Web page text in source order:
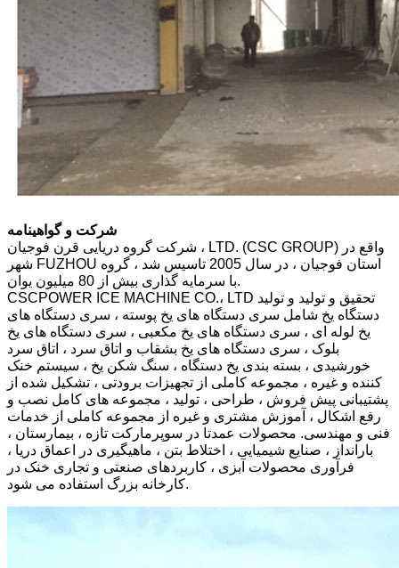
شرکت و گواهینامه
شرکت گروه دریایی قرن فوجیان ، LTD. (CSC GROUP) واقع در
شهر FUZHOU استان فوجیان ، در سال 2005 تاسیس شد ، گروه
با سرمایه گذاری بیش از 80 میلیون یوان.
CSCPOWER ICE MACHINE CO.، LTD تحقیق و تولید و تولید
دستگاه یخ شامل سری دستگاه های یخ پوسته ، سری دستگاه های
یخ لوله ای ، سری دستگاه های یخ مکعبی ، سری دستگاه های یخ
بلوک ، سری دستگاه های یخ بشقاب و اتاق سرد ، اتاق سرد
خورشیدی ، بسته بندی یخ دستگاه ، سنگ شکن یخ ، سیستم خنک
کننده و غیره ، مجموعه کاملی از تجهیزات برودتی ، تشکیل شده از
پشتیبانی پیش فروش ، طراحی ، تولید ، مجموعه های کامل نصب و
رفع اشکال ، آموزش مشتری و غیره از مجموعه کاملی از خدمات
فنی و مهندسی. محصولات عمدتا در سوپرمارکت تازه ، بیمارستان ،
بارانداز ، صنایع شیمیایی ، اختلاط بتن ، ماهیگیری در اعماق دریا ،
فرآوری محصولات آبزی ، کاربردهای صنعتی و تجاری خنک در
کارخانه بزرگ استفاده می شود.